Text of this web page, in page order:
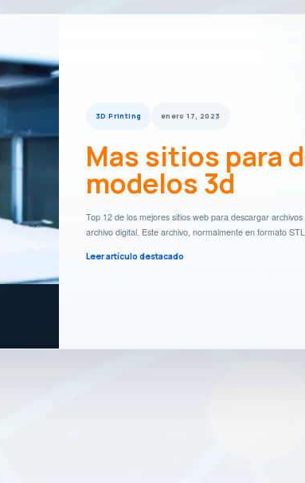
3D Printing enero 17, 2023
Mas sitios para
modelos 3d
Top 12 de los mejores sitios web para descargar
archivo digital. Este archivo, normalmente en formato
Leer artículo destacado